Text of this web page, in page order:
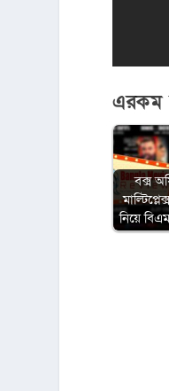
বক্স
নিয়ে